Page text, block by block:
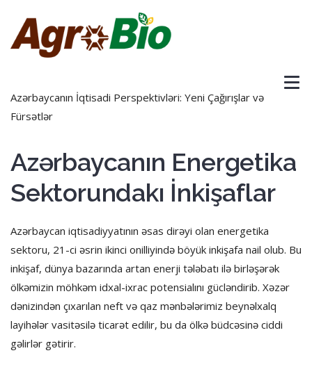
Azərbaycanın İqtisadi Perspektivləri: Yeni Çağırışlar və
Fürsətlər
Azərbaycanın Energetika
Sektorundakı İnkişaflar
Azərbaycan iqtisadiyyatının əsas dirəyi olan energetika
sektoru, 21-ci əsrin ikinci onilliyində böyük inkişafa nail olub. Bu
inkişaf, dünya bazarında artan enerji tələbatı ilə birləşərək
ölkəmizin möhkəm idxal-ixrac potensialını gücləndirib. Xəzər
dənizindən çıxarılan neft və qaz mənbələrimiz beynəlxalq
layihələr vasitəsilə ticarət edilir, bu da ölkə büdcəsinə ciddi
gəlirlər gətirir.